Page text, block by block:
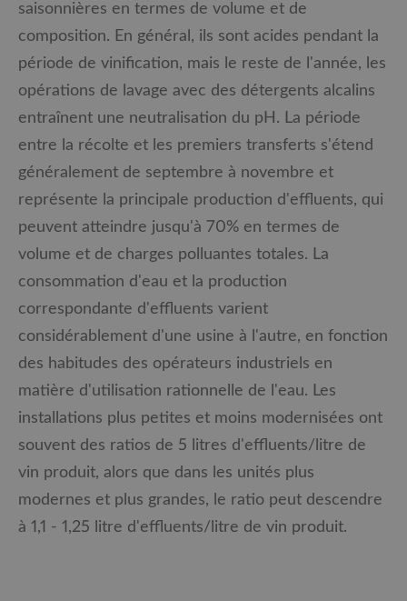
saisonnières en termes de volume et de
composition. En général, ils sont acides pendant la
période de vinification, mais le reste de l'année, les
opérations de lavage avec des détergents alcalins
entraînent une neutralisation du pH. La période
entre la récolte et les premiers transferts s'étend
généralement de septembre à novembre et
représente la principale production d'effluents, qui
peuvent atteindre jusqu'à 70% en termes de
volume et de charges polluantes totales. La
consommation d'eau et la production
correspondante d'effluents varient
considérablement d'une usine à l'autre, en fonction
des habitudes des opérateurs industriels en
matière d'utilisation rationnelle de l'eau. Les
installations plus petites et moins modernisées ont
souvent des ratios de 5 litres d'effluents/litre de
vin produit, alors que dans les unités plus
modernes et plus grandes, le ratio peut descendre
à 1,1 - 1,25 litre d'effluents/litre de vin produit.